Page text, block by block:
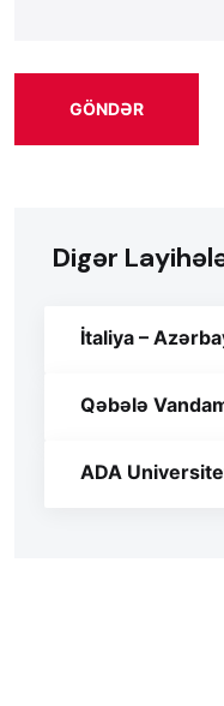
GÖNDƏR
Digər
İtaliya –
Qəbələ
ADA